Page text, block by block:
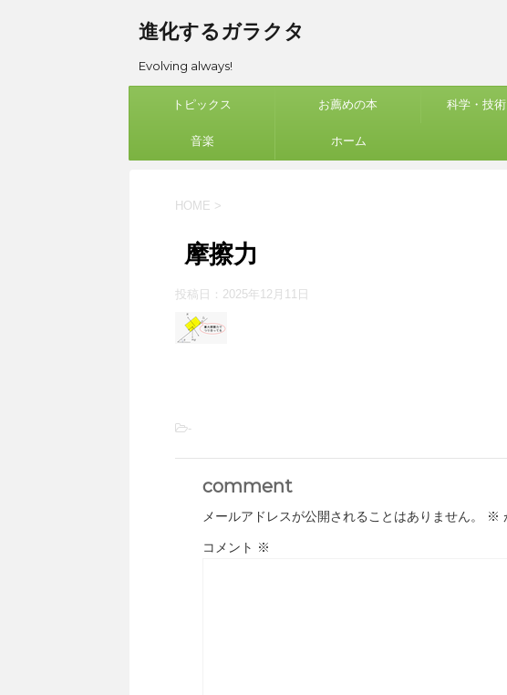
進化するガラクタ
Evolving always!
トピックス お薦めの本 科学・技
音楽 ホーム
HOME >
摩擦力
投稿日： 2025年12月11日
-
comment
メールアドレスが公開されることはありません。 ※
コメント ※